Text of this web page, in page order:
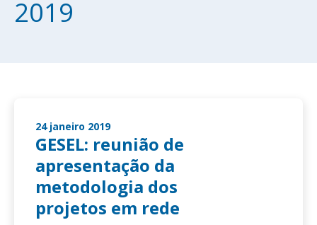
2019
24 janeiro 2019
GESEL: reunião de
apresentação da
metodologia dos
projetos em rede